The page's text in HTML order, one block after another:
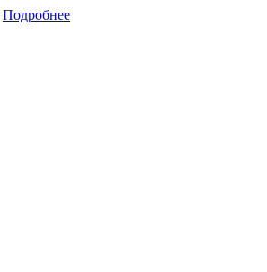
Подробнее